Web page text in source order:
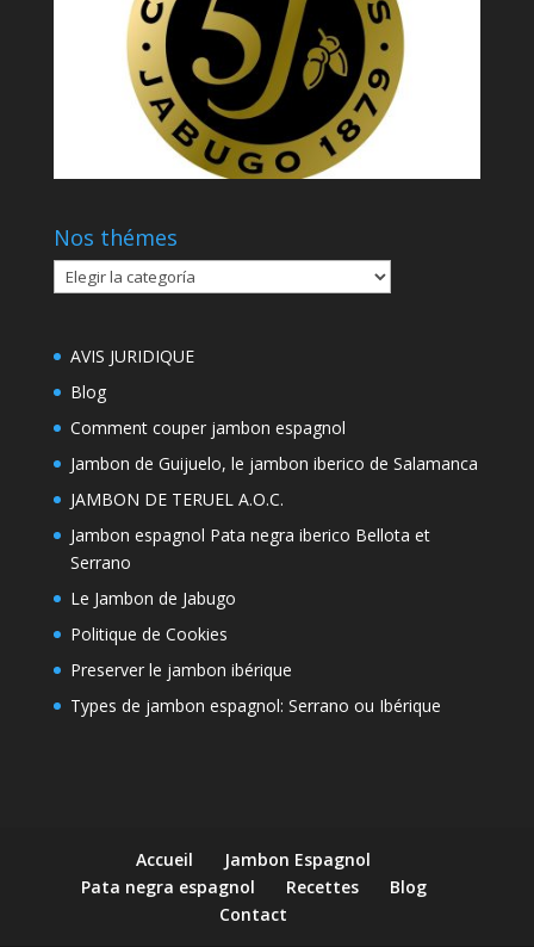
Nos thémes
Nos
thémes
AVIS JURIDIQUE
Blog
Comment couper jambon espagnol
Jambon de Guijuelo, le jambon iberico de Salamanca
JAMBON DE TERUEL A.O.C.
Jambon espagnol Pata negra iberico Bellota et
Serrano
Le Jambon de Jabugo
Politique de Cookies
Preserver le jambon ibérique
Types de jambon espagnol: Serrano ou Ibérique
Accueil
Jambon Espagnol
Pata negra espagnol
Recettes
Blog
Contact